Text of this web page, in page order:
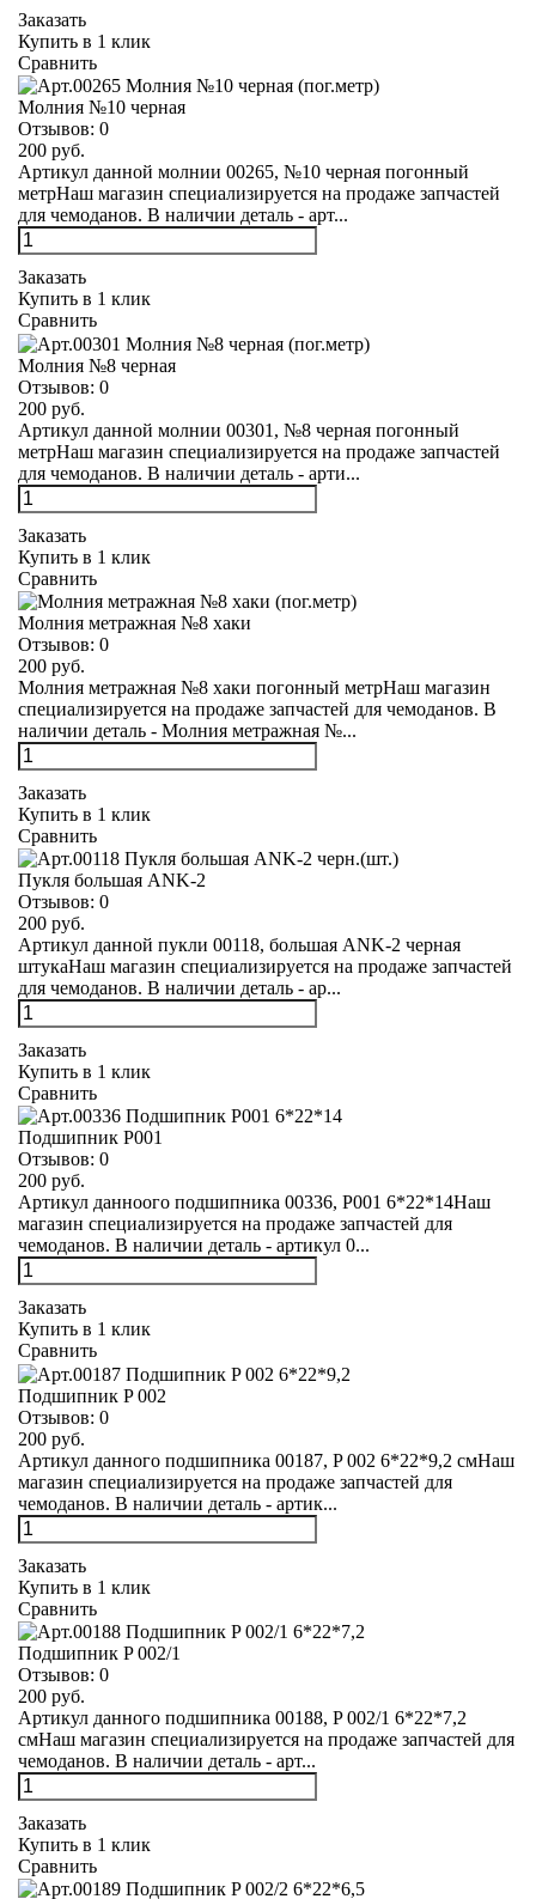
Заказать
Купить в 1 клик
Сравнить
Молния №10 черная
Отзывов: 0
200 руб.
Артикул данной молнии 00265, №10 черная погонный
метрНаш магазин специализируется на продаже запчастей
для чемоданов. В наличии деталь - арт...
Заказать
Купить в 1 клик
Сравнить
Молния №8 черная
Отзывов: 0
200 руб.
Артикул данной молнии 00301, №8 черная погонный
метрНаш магазин специализируется на продаже запчастей
для чемоданов. В наличии деталь - арти...
Заказать
Купить в 1 клик
Сравнить
Молния метражная №8 хаки
Отзывов: 0
200 руб.
Молния метражная №8 хаки погонный метрНаш магазин
специализируется на продаже запчастей для чемоданов. В
наличии деталь - Молния метражная №...
Заказать
Купить в 1 клик
Сравнить
Пукля большая ANK-2
Отзывов: 0
200 руб.
Артикул данной пукли 00118, большая ANK-2 черная
штукаНаш магазин специализируется на продаже запчастей
для чемоданов. В наличии деталь - ар...
Заказать
Купить в 1 клик
Сравнить
Подшипник Р001
Отзывов: 0
200 руб.
Артикул данноого подшипника 00336, Р001 6*22*14Наш
магазин специализируется на продаже запчастей для
чемоданов. В наличии деталь - артикул 0...
Заказать
Купить в 1 клик
Сравнить
Подшипник P 002
Отзывов: 0
200 руб.
Артикул данного подшипника 00187, P 002 6*22*9,2 смНаш
магазин специализируется на продаже запчастей для
чемоданов. В наличии деталь - артик...
Заказать
Купить в 1 клик
Сравнить
Подшипник P 002/1
Отзывов: 0
200 руб.
Артикул данного подшипника 00188, P 002/1 6*22*7,2
смНаш магазин специализируется на продаже запчастей для
чемоданов. В наличии деталь - арт...
Заказать
Купить в 1 клик
Сравнить